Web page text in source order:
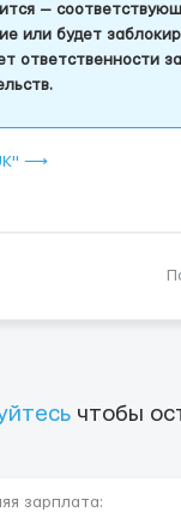
—
или будет
ответственности
⟶
чтобы
зарплата: